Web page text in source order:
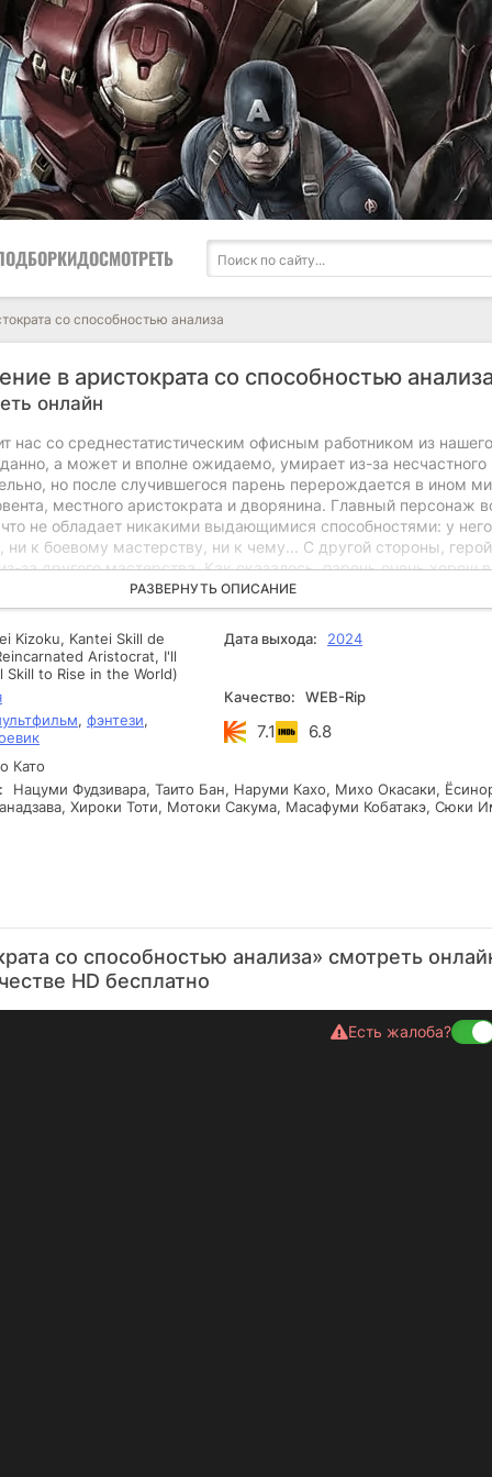
ДОСМОТРЕТЬ
со способностью анализа
в аристократа со способностью
онлайн
нас со среднестатистическим офисным работником из
а может и вполне ожидаемо, умирает из-за несчастного
но после случившегося парень перерождается в ином
местного аристократа и дворянина. Главный персонаж
не обладает никакими выдающимися способностями: у
ни к боевому мастерству, ни к чему... С другой стороны, герой
за другого мастерства. Как оказалось, парень очень хорош в
Он способен не только определять достоинства и недостатки
но и использовать это умение относительно людей.
в мире представителем этой способности, что, на
Правда, вокруг постоянно творится полнейший хаос. Арс
Государство грязнет в коррупции, а местные жители уже
о бунте. Вокруг себя герой так же собирает
и создать мир, о котором всегда мечтал. Рядом с ним
знаний, а также рабыня, которая владеет искусно
станут непобедимой силой!
РАЗВЕРНУТЬ ОПИСАНИЕ
Kizoku, Kantei Skill de
Aristocrat, I'll
Skill to Rise in the World)
Дата выхода: 2024
Качество:
WEB-Rip
, фэнтези,
7.1 6.8
Като
Нацуми Фудзивара, Таито Бан, Наруми Кахо, Михо Окасаки,
Хироки Тоти, Мотоки Сакума, Масафуми Кобатакэ, Сюки
со способностью анализа» смотреть
HD бесплатно
Есть жалоба?